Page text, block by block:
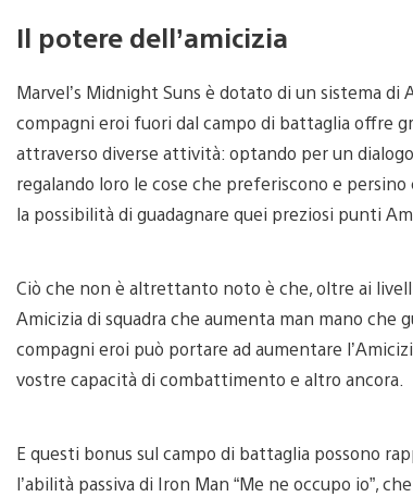
Il potere dell’amicizia
Marvel’s Midnight Suns è dotato di un sistema
compagni eroi fuori dal campo di battaglia offre
attraverso diverse attività: optando per un
regalando loro le cose che preferiscono e
la possibilità di guadagnare quei preziosi punti
Ciò che non è altrettanto noto è che, oltre ai
Amicizia di squadra che aumenta man mano che
compagni eroi può portare ad aumentare
vostre capacità di combattimento e altro ancora.
E questi bonus sul campo di battaglia possono
l’abilità passiva di Iron Man “Me ne occupo io”,